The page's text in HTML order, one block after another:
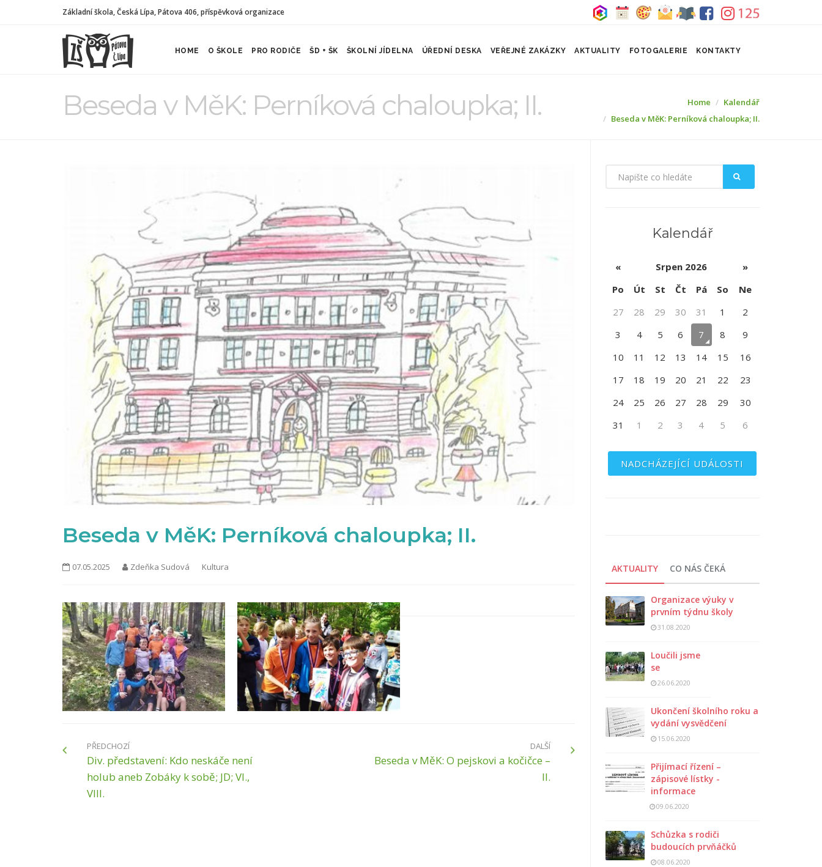
Základní škola, Česká Lípa, Pátova 406, příspěvková organizace
HOME O ŠKOLE PRO RODIČE ŠD + ŠK ŠKOLNÍ JÍDELNA ÚŘEDNÍ DESKA VEŘEJNÉ ZAKÁZKY AKTUALITY FOTOGALERIE KONTAKTY
Beseda v MěK: Perníková chaloupka; II. Home
Kalendář
Beseda v MěK: Perníková chaloupka; II.
Beseda v MěK: Perníková chaloupka; II.
07.05.2025 Zdeňka Sudová Kultura
PŘEDCHOZÍ
Div. představení: Kdo neskáče není
holub aneb Zobáky k sobě; JD; VI.,
VIII.
DALŠÍ
Beseda v MěK: O pejskovi a kočičce –
II.
Kalendář
« Srpen 2026
»
Po
Út St Čt Pá So
Ne
27
28 29 30 31 1
2
3
4 5 6 7 8
9
10
11 12 13 14 15
16
17
18 19 20 21 22
23
24
25 26 27 28 29
30
31
1 2 3 4 5 6
NADCHÁZEJÍCÍ UDÁLOSTI
AKTUALITY CO NÁS ČEKÁ
Organizace výuky v
prvním týdnu školy
31.08.2020
Loučili jsme
se
26.06.2020
Ukončení školního roku a
vydání vysvědčení
15.06.2020
Přijímací řízení –
zápisové lístky -
informace
09.06.2020
Schůzka s rodiči
budoucích prvňáčků
08.06.2020